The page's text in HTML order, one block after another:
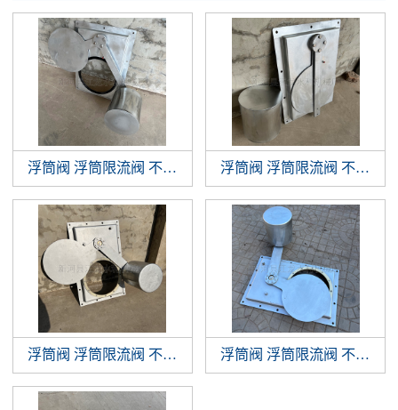
浮筒阀 浮筒限流阀 不锈钢浮筒阀 浮球阀
浮筒阀 浮筒限流阀 不锈钢浮筒阀 浮球阀